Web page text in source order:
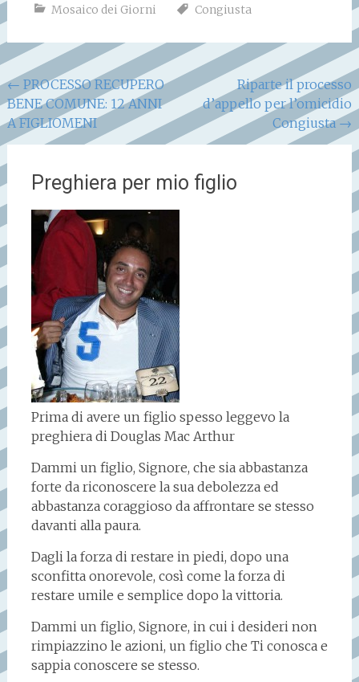
Mosaico dei Giorni Congiusta
Navigazione
articoli
← PROCESSO RECUPERO
BENE COMUNE: 12 ANNI
A FIGLIOMENI
Riparte il processo
d’appello per l’omicidio
Congiusta→
Preghiera per mio figlio
Prima di avere un figlio spesso leggevo la
preghiera di Douglas Mac Arthur
Dammi un figlio, Signore, che sia abbastanza
forte da riconoscere la sua debolezza ed
abbastanza coraggioso da affrontare se stesso
davanti alla paura.
Dagli la forza di restare in piedi, dopo una
sconfitta onorevole, così come la forza di
restare umile e semplice dopo la vittoria.
Dammi un figlio, Signore, in cui i desideri non
rimpiazzino le azioni, un figlio che Ti conosca e
sappia conoscere se stesso.